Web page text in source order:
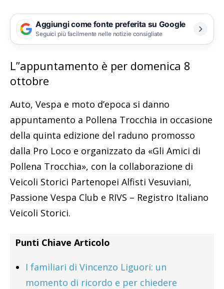
Aggiungi come fonte preferita su Google
Seguici più facilmente nelle notizie consigliate
L’’appuntamento è per domenica 8
ottobre
Auto, Vespa e moto d’epoca si danno
appuntamento a Pollena Trocchia in occasione
della quinta edizione del raduno promosso
dalla Pro Loco e organizzato da «Gli Amici di
Pollena Trocchia», con la collaborazione di
Veicoli Storici Partenopei Alfisti Vesuviani,
Passione Vespa Club e RIVS – Registro Italiano
Veicoli Storici.
Punti Chiave Articolo
I familiari di Vincenzo Liguori: un
momento di ricordo e per chiedere